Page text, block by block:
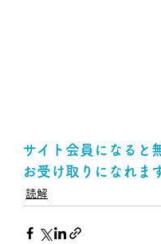
サイト会員になると
お受け取りになれま
読解